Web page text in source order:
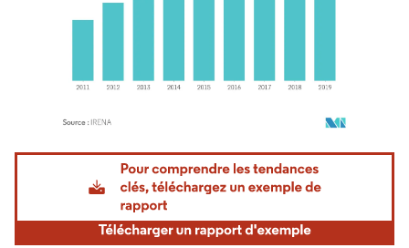
Image © Mordor Intelligence. La réutilisation nécessite une attribution sous CC BY